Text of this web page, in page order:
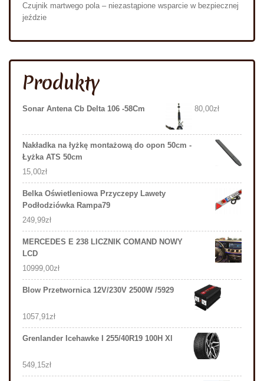
Czujnik martwego pola – niezastąpione wsparcie w bezpiecznej
jeździe
Produkty
Sonar Antena Cb Delta 106 -58Cm 80,00zł
Nakładka na łyżkę montażową do opon 50cm -
Łyżka ATS 50cm
15,00zł
Belka Oświetleniowa Przyczepy Lawety
Podłodziówka Rampa79
249,99zł
MERCEDES E 238 LICZNIK COMAND NOWY
LCD
10999,00zł
Blow Przetwornica 12V/230V 2500W /5929
1057,91zł
Grenlander Icehawke I 255/40R19 100H Xl
549,15zł